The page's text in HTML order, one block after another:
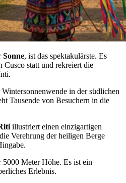
Sonne, ist das spektakulärste. Es
Cusco statt und rekreiert die
in der südlichen
Tausende von Besuchern in die
illustriert einen einzigartigen
Verehrung der heiligen Berge
5000 Meter Höhe. Es ist ein
Erlebnis.